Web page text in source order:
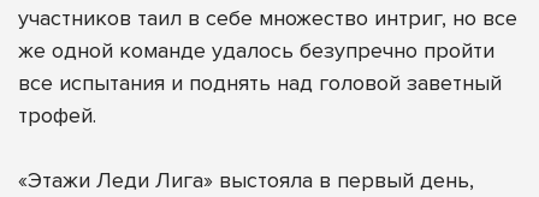
участников таил в себе множество интриг, но все
же одной команде удалось безупречно пройти
все испытания и поднять над головой заветный
трофей.
«Этажи Леди Лига» выстояла в первый день,